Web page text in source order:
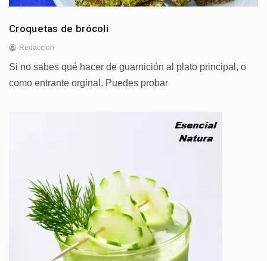
Croquetas de brócoli
Redaccion
Si no sabes qué hacer de guarnición al plato principal, o
como entrante orginal. Puedes probar